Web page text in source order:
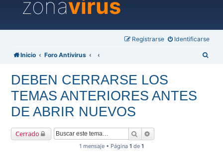
zonavirus
Identificarse
Registrarse
Inicio Foro Antivirus
DEBEN CERRARSE LOS
TEMAS ANTERIORES ANTES
DE ABRIR NUEVOS
Cerrado Buscar
1 mensaje • Página 1 de 1